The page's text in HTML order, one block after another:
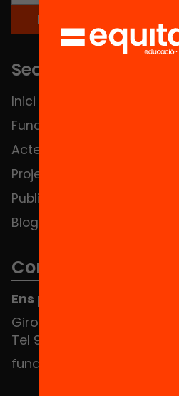
Seccions
Inici
Fundació
Actes
Projectes
Publicacions i vídeos
Blog
Contacte
Ens pots trobar al Hub
Girona 34, interior 08010
Tel 934 588 700
fundacio@equitat.org